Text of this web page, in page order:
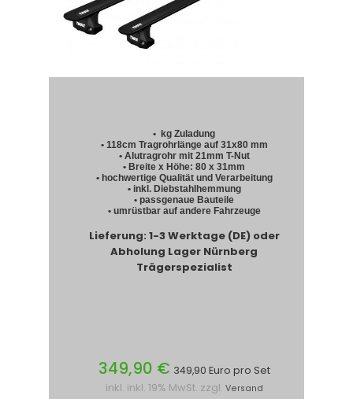
• kg Zuladung
• 118cm Tragrohrlänge auf 31x80 mm
• Alutragrohr mit 21mm T-Nut
• Breite x Höhe: 80 x 31mm
• hochwertige Qualität und Verarbeitung
• inkl. Diebstahlhemmung
• passgenaue Bauteile
• umrüstbar auf andere Fahrzeuge
Lieferung: 1-3 Werktage (DE) oder
Abholung Lager Nürnberg
Trägerspezialist
349,90 € 349,90 Euro pro Set
inkl. inkl. 19% MwSt. zzgl. Versand